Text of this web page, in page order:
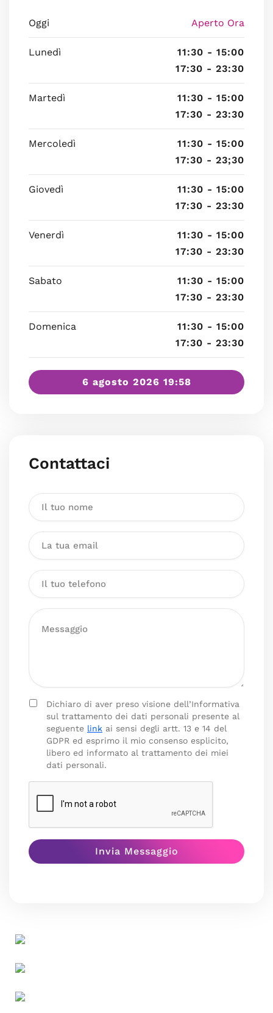
Oggi Aperto Ora
Lunedì
11:30 - 15:00
17:30 - 23:30
Martedì
11:30 - 15:00
17:30 - 23:30
Mercoledì
11:30 - 15:00
17:30 - 23;30
Giovedì
11:30 - 15:00
17:30 - 23:30
Venerdì
11:30 - 15:00
17:30 - 23:30
Sabato
11:30 - 15:00
17:30 - 23:30
Domenica
11:30 - 15:00
17:30 - 23:30
6 agosto 2026 19:58
Contattaci
Dichiaro di aver preso visione dell’Informativa
sul trattamento dei dati personali presente al
seguente link ai sensi degli artt. 13 e 14 del
GDPR ed esprimo il mio consenso esplicito,
libero ed informato al trattamento dei miei
dati personali.